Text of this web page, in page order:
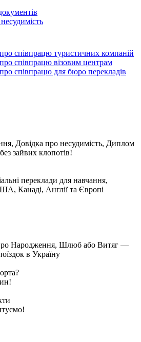
співпрацю туристичних компаній
співпрацю візовим центрам
співпрацю для бюро перекладів
Довідка про несудимість, Диплом
зайвих клопотів!
переклади для навчання,
Канаді, Англії та Європі
Народження, Шлюб або Витяг —
в Україну